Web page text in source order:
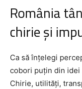
România
chirie și
Ca să înțelegi
cobori puțin din
Chirie, utilități,